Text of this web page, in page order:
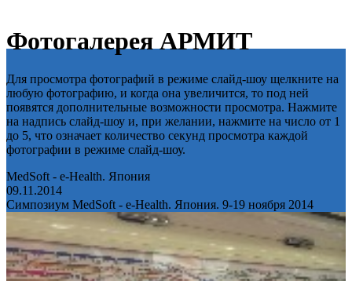
Фотогалерея АРМИТ
Для просмотра фотографий в режиме слайд-шоу щелкните на
любую фотографию, и когда она увеличится, то под ней
появятся дополнительные возможности просмотра. Нажмите
на надпись слайд-шоу и, при желании, нажмите на число от 1
до 5, что означает количество секунд просмотра каждой
фотографии в режиме слайд-шоу.
MedSoft - e-Health. Япония
09.11.2014
Симпозиум MedSoft - e-Health. Япония. 9-19 ноября 2014